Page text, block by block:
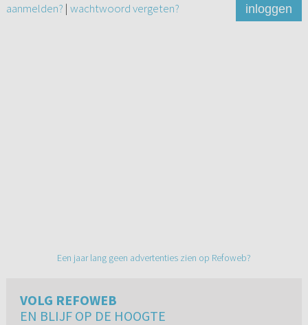
aanmelden? | wachtwoord vergeten? inloggen
Een jaar lang geen advertenties zien op Refoweb?
VOLG REFOWEB
EN BLIJF OP DE HOOGTE